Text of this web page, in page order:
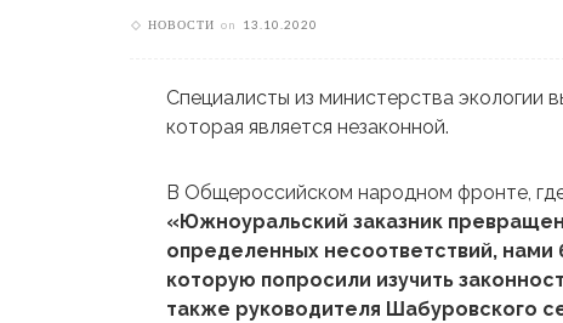
НОВОСТИ on 13.10.2020
Специалисты из министерства экологии
которая является незаконной.
В Общероссийском народном фронте,
«Южноуральский заказник
определенных несоответствий,
которую попросили изучить
также руководителя Шабуровского